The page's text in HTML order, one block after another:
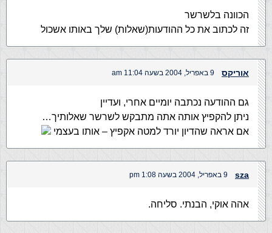
הכוונה בלשרשר
זה לכתוב את כל ההודעות(שאלות) שלך באותו אשכול
אוריקס 9 באפריל, 2004 בשעה 11:04 am
גם ההודעה נכתבה יומיים אחרי, ועדיין
ניתן להקפיץ אותה אתה מתבקש לשרשר שאלותיך…
אם אראה שהדיון יורד למטה אקפיץ – אותו בעצמי
sza 9 באפריל, 2004 בשעה 1:08 pm
אהה אוקי, הבנתי. סליחה.